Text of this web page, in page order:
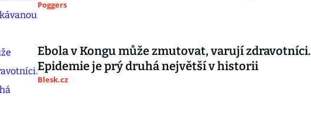
Poggers
Ebola v Kongu může zmutovat, varují zdravotníci.
Epidemie je prý druhá největší v historii
Blesk.cz